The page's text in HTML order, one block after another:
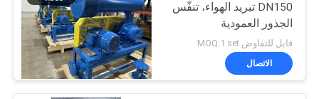
DN150 تبريد الهواء، تنفّس
الجذور العمودية
قابل للتفاوض MOQ:1 set
الاتصال